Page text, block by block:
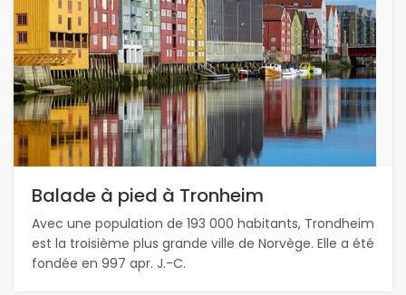
Balade à pied à Tronheim
Avec une population de 193 000 habitants, Trondheim
est la troisième plus grande ville de Norvège. Elle a été
fondée en 997 apr. J.-C.